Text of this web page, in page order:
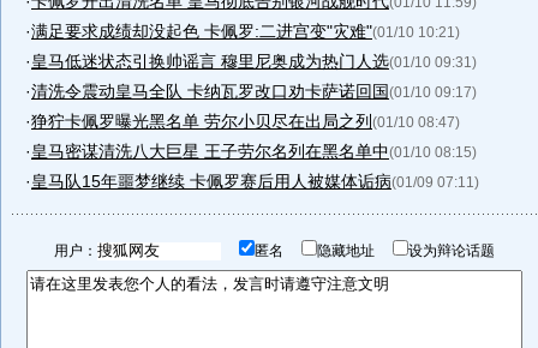
·满足要求成绩却没起色 卡佩罗:二进宫变"灾难"(01/10 10:21)
·皇马低迷状态引换帅谣言 穆里尼奥成为热门人选(01/10 09:31)
·清洗令震动皇马全队 卡纳瓦罗改口劝卡萨诺回国(01/10 09:17)
·狰狞卡佩罗曝光黑名单 劳尔小贝尽在出局之列 (01/10 08:47)
·皇马密谋清洗八大巨星 王子劳尔名列在黑名单中(01/10 08:15)
·皇马队15年噩梦继续 卡佩罗赛后用人被媒体诟病(01/09 07:11)
用户： 匿名 隐藏地址 设为辩论话题